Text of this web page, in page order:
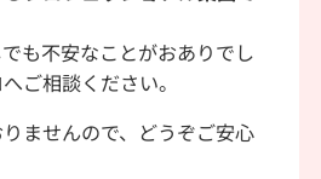
も不安なことがおありでし
ご相談ください。
ませんので、 どうぞご安心